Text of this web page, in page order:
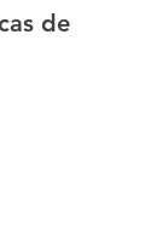
de